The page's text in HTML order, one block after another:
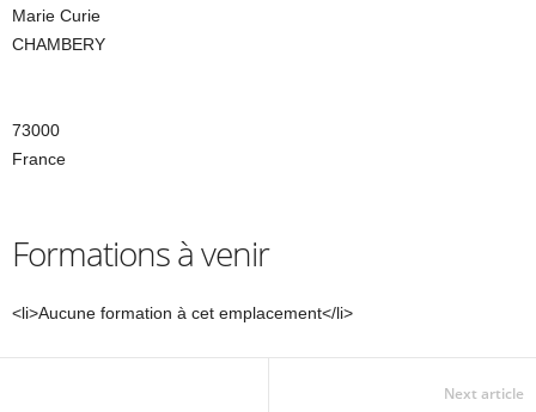
Marie Curie
CHAMBERY
73000
France
Formations à venir
<li>Aucune formation à cet emplacement</li>
Next article